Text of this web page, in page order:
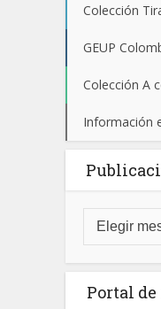
Colección
GEUP
Colección A
Información
Portal